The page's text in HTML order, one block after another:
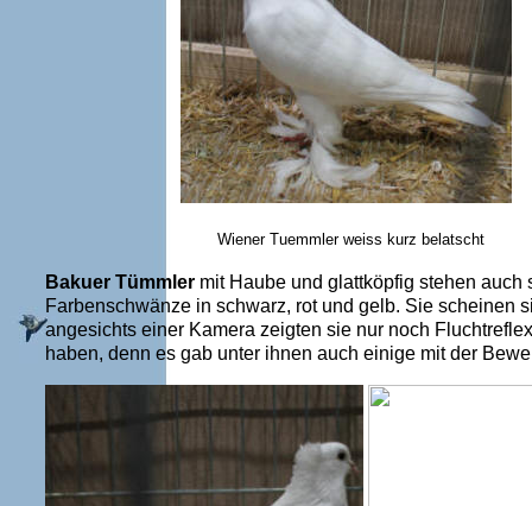
Wiener Tuemmler weiss
Bakuer Tümmler mit Haube und glattköpfig stehen
Farbenschwänze in schwarz, rot und gelb. Sie scheinen
angesichts einer Kamera zeigten sie nur noch
haben, denn es gab unter ihnen auch einige mit der